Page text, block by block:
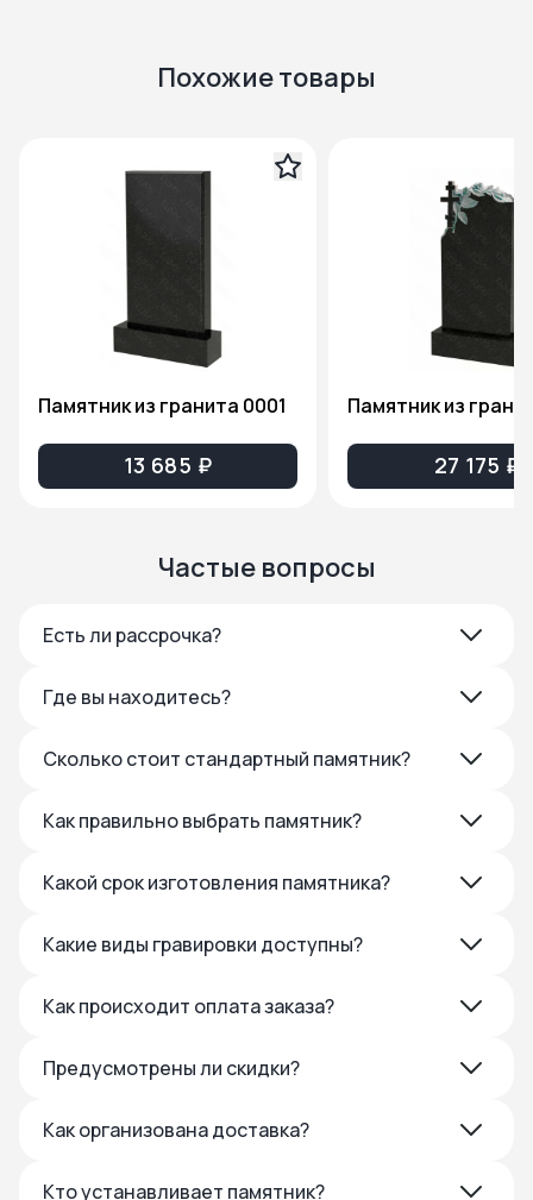
Похожие товары
Памятник из гранита 0001
13 685 ₽ 27 175 ₽
Частые вопросы
Есть ли рассрочка?
Где вы находитесь?
Сколько стоит стандартный памятник?
Как правильно выбрать памятник?
Какой срок изготовления памятника?
Какие виды гравировки доступны?
Как происходит оплата заказа?
Предусмотрены ли скидки?
Как организована доставка?
Кто устанавливает памятник?